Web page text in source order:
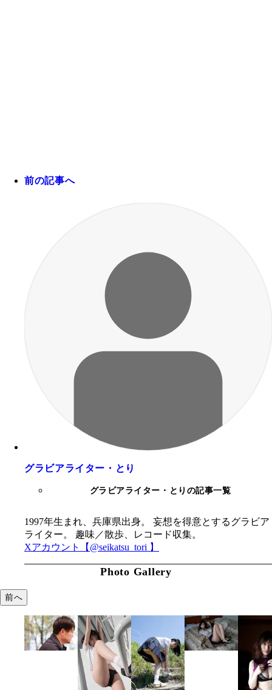
前の記事へ
グラビアライター・とり
グラビアライター・とりの記事一覧
1997年生まれ、兵庫県出身。 妄想を得意とするグラビア
ライター。 趣味／散歩、レコード収集。
Xアカウント【@seikatsu_tori 】
Photo Gallery
前へ